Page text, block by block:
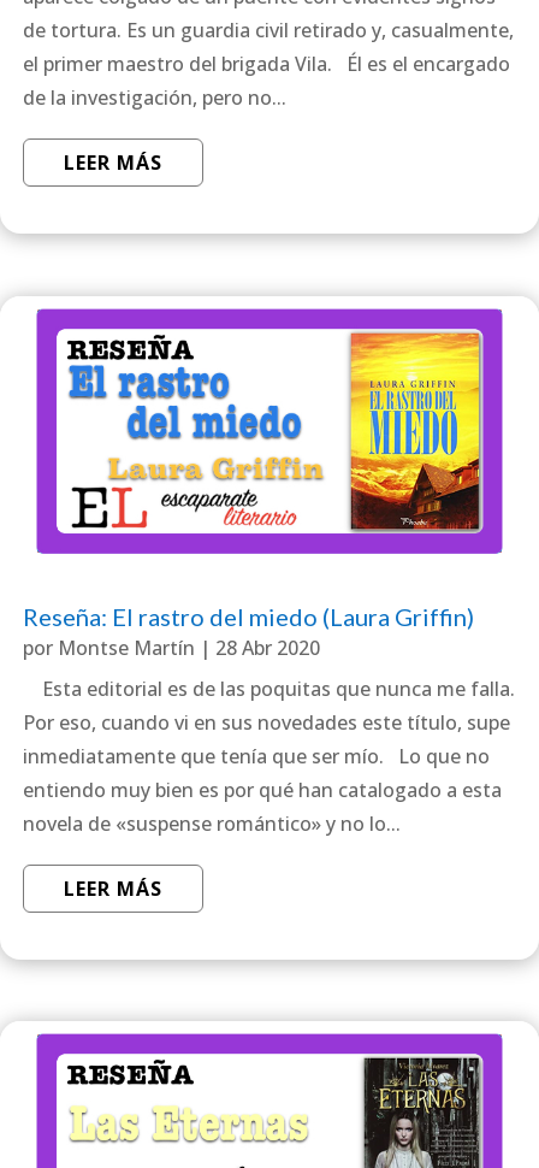
de tortura. Es un guardia civil retirado y, casualmente,
el primer maestro del brigada Vila. Él es el encargado
de la investigación, pero no...
LEER MÁS
Reseña: El rastro del miedo (Laura Griffin)
por Montse Martín | 28 Abr 2020
Esta editorial es de las poquitas que nunca me falla.
Por eso, cuando vi en sus novedades este título, supe
inmediatamente que tenía que ser mío. Lo que no
entiendo muy bien es por qué han catalogado a esta
novela de «suspense romántico» y no lo...
LEER MÁS